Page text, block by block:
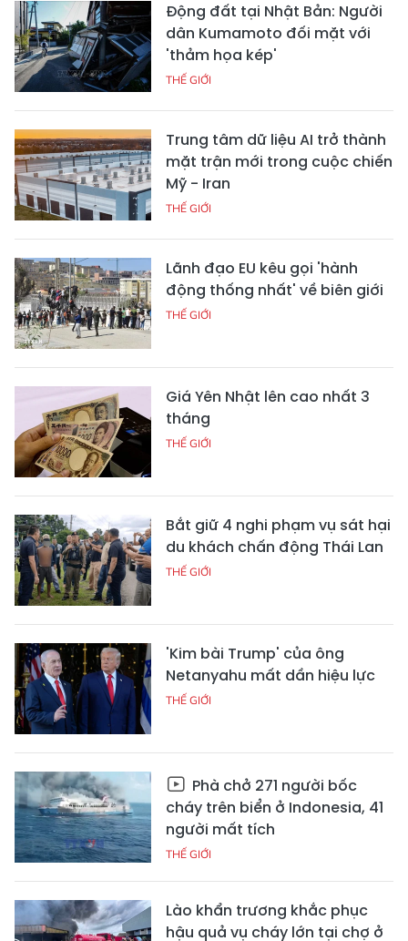
Động đất tại Nhật Bản: Người
dân Kumamoto đối mặt với
'thảm họa kép'
THẾ GIỚI
Trung tâm dữ liệu AI trở thành
mặt trận mới trong cuộc chiến
Mỹ - Iran
THẾ GIỚI
Lãnh đạo EU kêu gọi 'hành
động thống nhất' về biên giới
THẾ GIỚI
Giá Yên Nhật lên cao nhất 3
tháng
THẾ GIỚI
Bắt giữ 4 nghi phạm vụ sát hại
du khách chấn động Thái Lan
THẾ GIỚI
'Kim bài Trump' của ông
Netanyahu mất dần hiệu lực
THẾ GIỚI
Phà chở 271 người bốc
cháy trên biển ở Indonesia, 41
người mất tích
THẾ GIỚI
Lào khẩn trương khắc phục
hậu quả vụ cháy lớn tại chợ ở